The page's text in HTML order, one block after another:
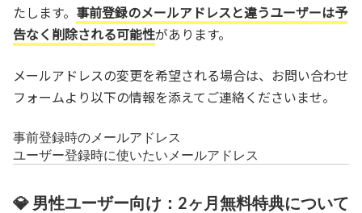
たします。 事前登録のメールアドレスと違うユーザーは予
告なく削除される可能性があります。
メールアドレスの変更を希望される場合は、 お問い合わせ
フォームより以下の情報を添えてご連絡くださいませ。
事前登録時のメールアドレス
ユーザー登録時に使いたいメールアドレス
💎 男性ユーザー向け：2ヶ月無料特典について